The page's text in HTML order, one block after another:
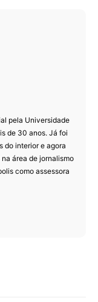
pela Universidade
de 30 anos. Já foi
do interior e agora
área de jornalismo
como assessora